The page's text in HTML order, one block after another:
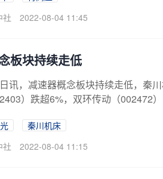
社
2022-08-04 11:45
板块持续走低
讯，减速器概念板块持续走低，秦
）跌超6%，双环传动（002472
秦川机床
社
2022-08-04 11:15